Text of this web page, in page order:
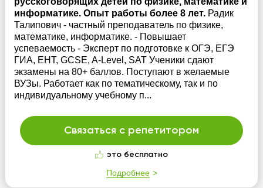
информатике. Опыт работы более 8 лет. Радик
Талипович - частный преподаватель по физике,
математике, информатике. - Повышает
успеваемость - Эксперт по подготовке к ОГЭ, ЕГЭ
ГИА, ЕНТ, GCSE, A-Level, SAT Ученики сдают
экзамены на 80+ баллов. Поступают в желаемые
ВУЗы. Работает как по тематическому, так и по
индивидуальному учебному п...
Связаться с репетитором
это бесплатно
Подробнее